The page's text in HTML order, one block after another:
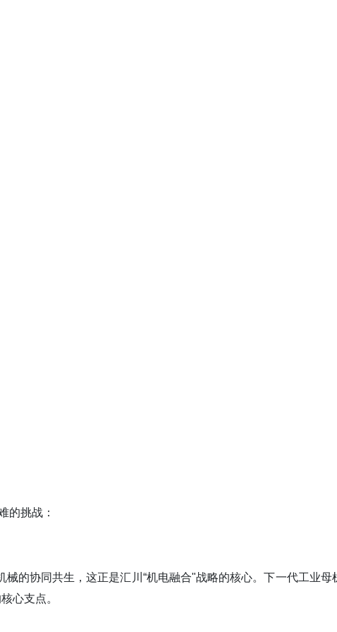
的挑战：
的协同共生，这正是汇川“机电融合"战略的核心。下一代工业母
心支点。